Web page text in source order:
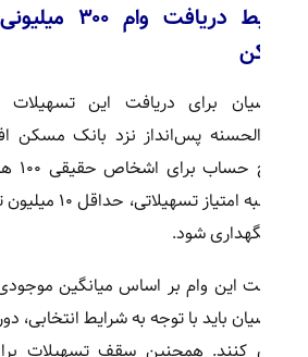
شرایط دریافت وام ۳۰۰
برای دریافت این تسهیلات باید
پس‌انداز نزد بانک مسکن افتتاح
افتتاح حساب برای
محاسبه امتیاز تسهیلاتی،
شود.
این وام بر اساس میانگین موجودی